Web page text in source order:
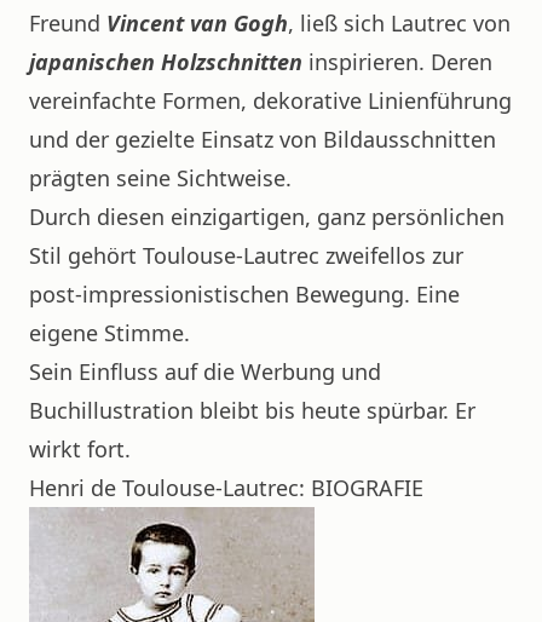
Freund Vincent van Gogh, ließ sich Lautrec von
japanischen Holzschnitten inspirieren. Deren
vereinfachte Formen, dekorative Linienführung
und der gezielte Einsatz von Bildausschnitten
prägten seine Sichtweise.
Durch diesen einzigartigen, ganz persönlichen
Stil gehört Toulouse-Lautrec zweifellos zur
post-impressionistischen Bewegung. Eine
eigene Stimme.
Sein Einfluss auf die Werbung und
Buchillustration bleibt bis heute spürbar. Er
wirkt fort.
Henri de Toulouse-Lautrec: BIOGRAFIE